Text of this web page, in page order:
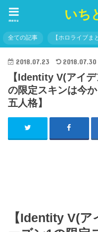
いち
menu
全ての記事 【ホロライブま
2018.07.23 2018.07.30
【Identity V(アイ
の限定スキンは今
五人格】
【Identity V(